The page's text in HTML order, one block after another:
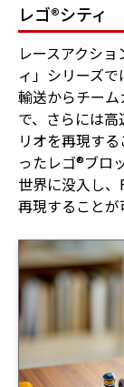
レゴ®シティ
レースアクシ
ィ」シリーズ
輸送からチー
で、さらには
リオを再現す
ったレゴ®ブロ
世界に没入し
再現することが